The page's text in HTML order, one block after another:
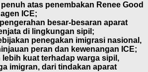
atas penembakan Renee Good
ICE;
besar-besaran aparat
di lingkungan sipil;
penegakan imigrasi nasional,
peran dan kewenangan ICE;
lebih kuat terhadap warga sipil,
imigran, dari tindakan aparat